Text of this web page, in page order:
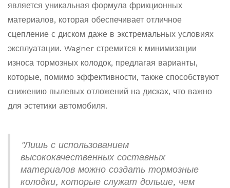
является уникальная формула фрикционных
материалов, которая обеспечивает отличное
сцепление с диском даже в экстремальных условиях
эксплуатации. Wagner стремится к минимизации
износа тормозных колодок, предлагая варианты,
которые, помимо эффективности, также способствуют
снижению пылевых отложений на дисках, что важно
для эстетики автомобиля.
"Лишь с использованием
высококачественных составных
материалов можно создать тормозные
колодки, которые служат дольше, чем